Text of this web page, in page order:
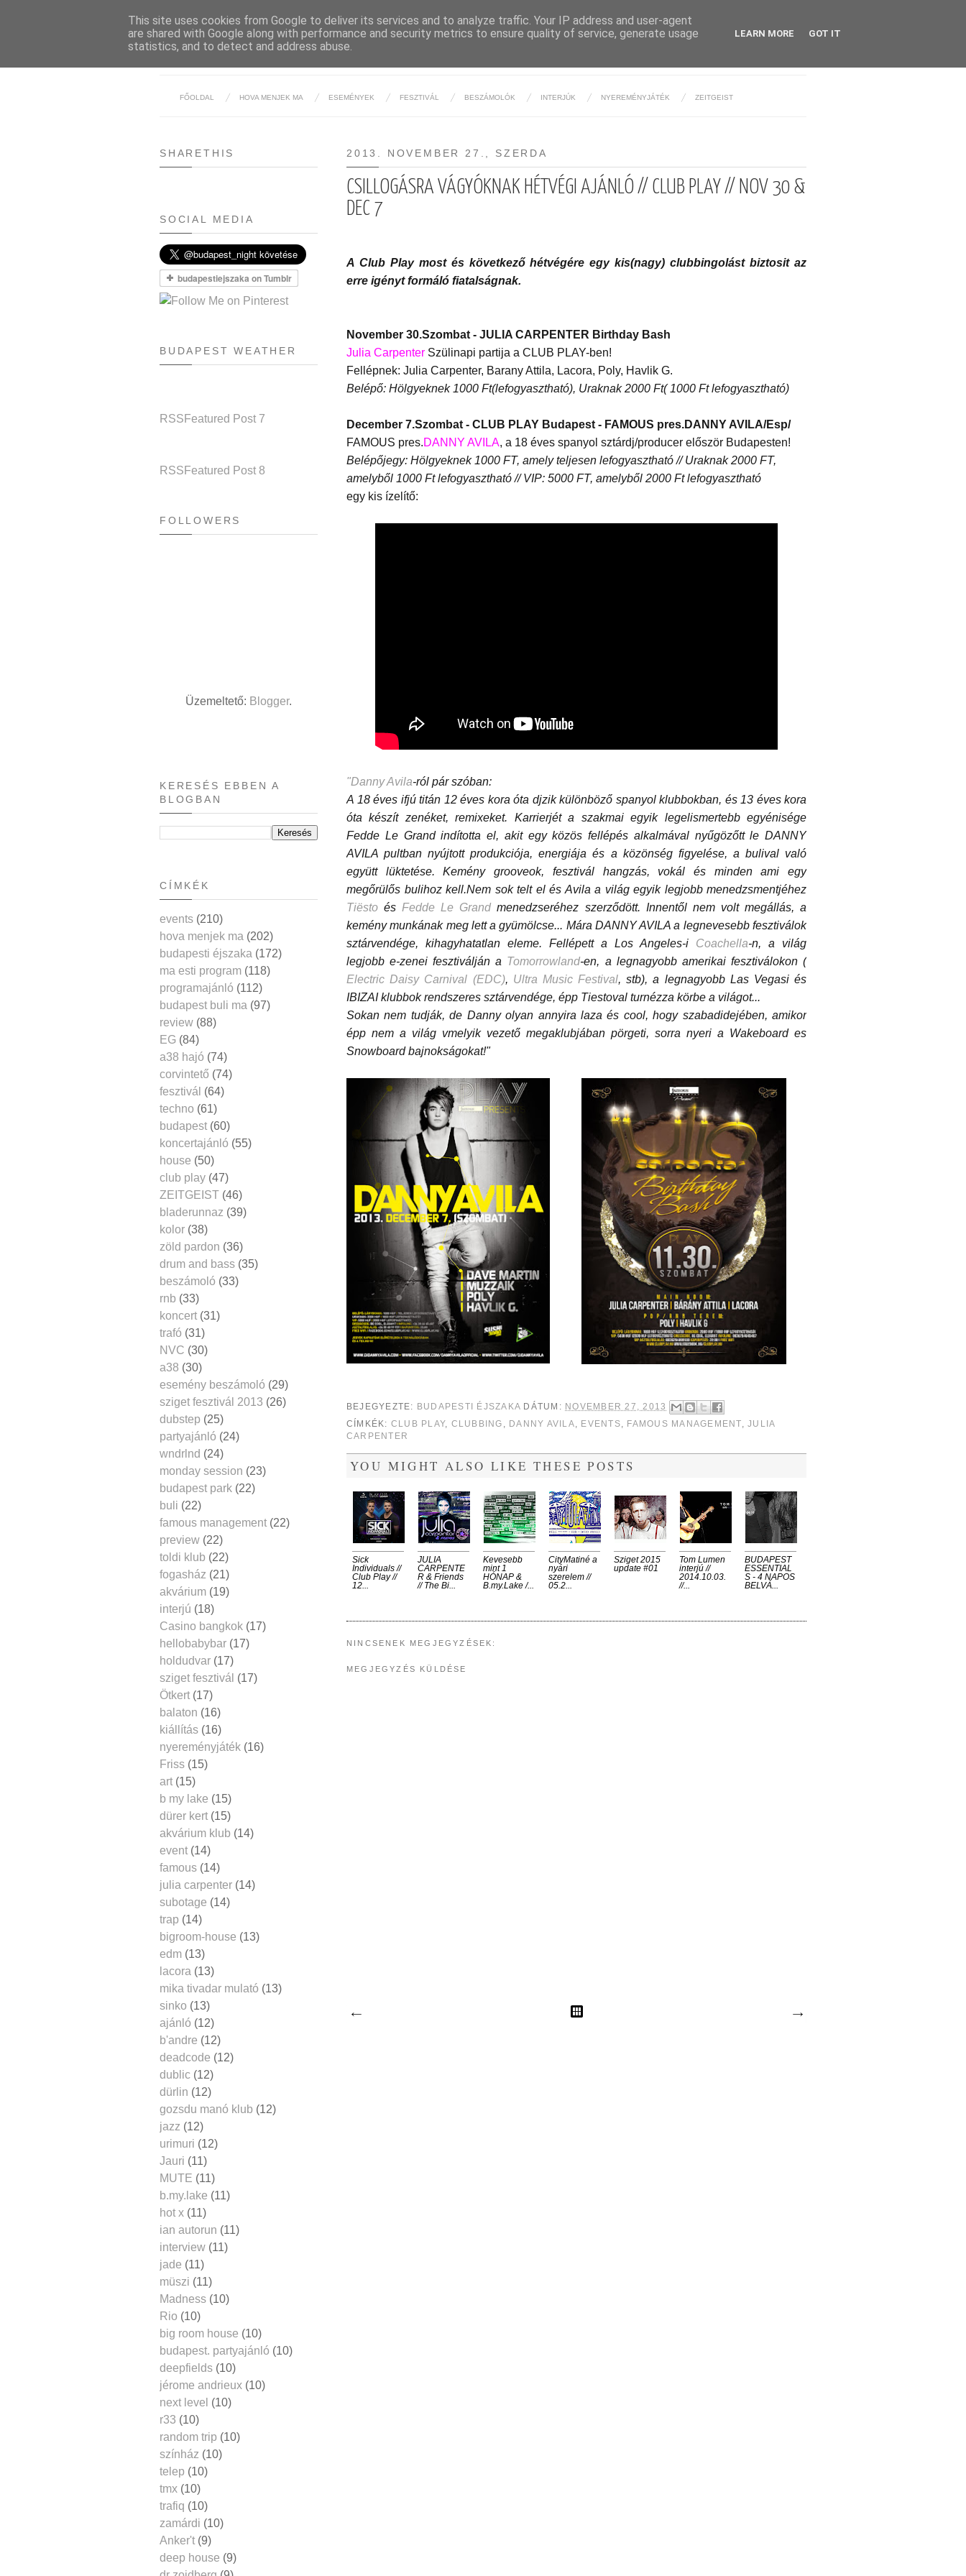
BUDAPESTI ÉJSZAKA
FŐOLDAL HOVA MENJEK MA ESEMÉNYEK FESZTIVÁL BESZÁMOLÓK INTERJÚK NYEREMÉNYJÁTÉK ZEITGEIST
2013. NOVEMBER 27., SZERDA
CSILLOGÁSRA VÁGYÓKNAK HÉTVÉGI AJÁNLÓ // CLUB PLAY // NOV 30 &
DEC 7
A Club Play most és következő hétvégére egy kis(nagy) clubbingolást biztosit az
erre igényt formáló fiatalságnak.
November 30.Szombat - JULIA CARPENTER Birthday Bash
Julia Carpenter Szülinapi partija a CLUB PLAY-ben!
Fellépnek: Julia Carpenter, Barany Attila, Lacora, Poly, Havlik G.
Belépő: Hölgyeknek 1000 Ft(lefogyasztható), Uraknak 2000 Ft( 1000 Ft lefogyasztható)
December 7.Szombat - CLUB PLAY Budapest - FAMOUS pres.DANNY AVILA/Esp/
FAMOUS pres.DANNY AVILA, a 18 éves spanyol sztárdj/producer először Budapesten!
Belépőjegy: Hölgyeknek 1000 FT, amely teljesen lefogyasztható // Uraknak 2000 FT,
amelyből 1000 Ft lefogyasztható // VIP: 5000 FT, amelyből 2000 Ft lefogyasztható
egy kis ízelítő:
"Danny Avila-ról pár szóban:
A 18 éves ifjú titán 12 éves kora óta djzik különböző spanyol klubbokban, és 13 éves kora
óta készít zenéket, remixeket. Karrierjét a szakmai egyik legelismertebb egyénisége
Fedde Le Grand indította el, akit egy közös fellépés alkalmával nyűgözőtt le DANNY
AVILA pultban nyújtott produkciója, energiája és a közönség figyelése, a bulival való
együtt lüktetése. Kemény grooveok, fesztivál hangzás, vokál és minden ami egy
megőrülős bulihoz kell.Nem sok telt el és Avila a világ egyik legjobb menedzsmentjéhez
Tiësto ésFedde Le Grandmenedzseréhez szerződött. Innentől nem volt megállás, a
kemény munkának meg lett a gyümölcse... Mára DANNY AVILA a legnevesebb fesztiválok
sztárvendége, kihagyhatatlan eleme. Fellépett a Los Angeles-i Coachella-n, a világ
legjobb e-zenei fesztiválján a Tomorrowland-en, a legnagyobb amerikai fesztiválokon (
Electric Daisy Carnival (EDC), Ultra Music Festival, stb), a legnagyobb Las Vegasi és
IBIZAI klubbok rendszeres sztárvendége, épp Tiestoval turnézza körbe a világot...
Sokan nem tudják, de Danny olyan annyira laza és cool, hogy szabadidejében, amikor
épp nem a világ vmelyik vezető megaklubjában pörgeti, sorra nyeri a Wakeboard es
Snowboard bajnokságokat!"
BEJEGYEZTE: BUDAPESTI ÉJSZAKA DÁTUM: NOVEMBER 27, 2013
CÍMKÉK: CLUB PLAY, CLUBBING , DANNY AVILA, EVENTS, FAMOUS MANAGEMENT,JULIA
CARPENTER
YOU MIGHT ALSO LIKE THESE POSTS
Sick
Individuals //
Club Play //
12...
JULIA
CARPENTE
R & Friends
// The Bi...
Kevesebb
mint 1
HÓNAP &
B.my.Lake /...
CityMatiné a
nyári
szerelem //
05.2...
Sziget 2015
update #01
Tom Lumen
interjú //
2014.10.03.
//...
BUDAPEST
ESSENTIAL
S - 4 NAPOS
BELVÁ...
NINCSENEK MEGJEGYZÉSEK:
MEGJEGYZÉS KÜLDÉSE
SHARETHIS
SOCIAL MEDIA
BUDAPEST WEATHER
RSS Featured Post 7
RSS Featured Post 8
FOLLOWERS
Üzemeltető: Blogger.
KERESÉS EBBEN A
BLOGBAN
CÍMKÉK
events (210)
hova menjek ma (202)
budapesti éjszaka (172)
ma esti program (118)
programajánló (112)
budapest buli ma (97)
review (88)
EG (84)
a38 hajó (74)
corvintető (74)
fesztivál (64)
techno (61)
budapest (60)
koncertajánló (55)
house (50)
club play (47)
ZEITGEIST (46)
bladerunnaz (39)
kolor (38)
zöld pardon (36)
drum and bass (35)
beszámoló (33)
rnb (33)
koncert (31)
trafó (31)
NVC (30)
a38 (30)
esemény beszámoló (29)
sziget fesztivál 2013 (26)
dubstep (25)
partyajánló (24)
wndrlnd (24)
monday session (23)
budapest park (22)
buli (22)
famous management (22)
preview (22)
toldi klub (22)
fogasház (21)
akvárium (19)
interjú (18)
Casino bangkok (17)
hellobabybar (17)
holdudvar (17)
sziget fesztivál (17)
Ötkert (17)
balaton (16)
kiállítás (16)
nyereményjáték (16)
Friss (15)
art (15)
b my lake (15)
dürer kert (15)
akvárium klub (14)
event (14)
famous (14)
julia carpenter (14)
subotage (14)
trap (14)
bigroom-house (13)
edm (13)
lacora (13)
mika tivadar mulató (13)
sinko (13)
ajánló (12)
b'andre (12)
deadcode (12)
dublic (12)
dürlin (12)
gozsdu manó klub (12)
jazz (12)
urimuri (12)
Jauri (11)
MUTE (11)
b.my.lake (11)
hot x (11)
ian autorun (11)
interview (11)
jade (11)
müszi (11)
Madness (10)
Rio (10)
big room house (10)
budapest. partyajánló (10)
deepfields (10)
jérome andrieux (10)
next level (10)
r33 (10)
random trip (10)
színház (10)
telep (10)
tmx (10)
trafiq (10)
zamárdi (10)
Anker't (9)
deep house (9)
This site uses cookies from Google to deliver its services and to analyze traffic. Your IP address and user-agent
are shared with Google along with performance and security metrics to ensure quality of service, generate usage
statistics, and to detect and address abuse.
LEARN MORE GOT IT